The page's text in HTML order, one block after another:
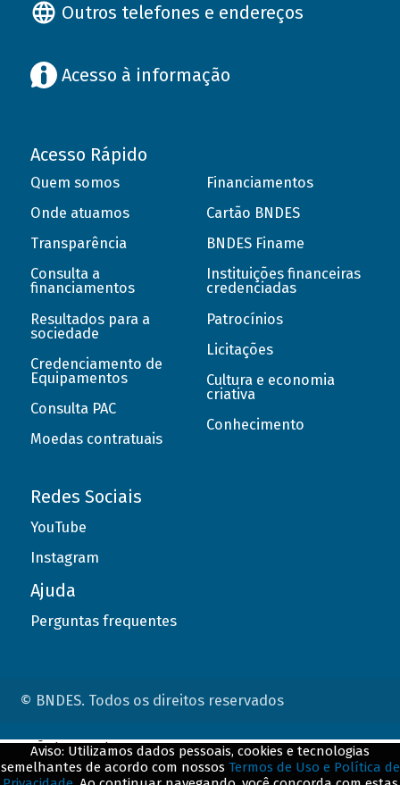
Outros telefones e endereços
Acesso à informação
Acesso Rápido
Quem somos
Onde atuamos
Transparência
Consulta a
financiamentos
Resultados para a
sociedade
Credenciamento de
Equipamentos
Consulta PAC
Moedas contratuais
Financiamentos
Cartão BNDES
BNDES Finame
Instituições financeiras
credenciadas
Patrocínios
Licitações
Cultura e economia
criativa
Conhecimento
Redes Sociais
YouTube
Instagram
Ajuda
Perguntas frequentes
© BNDES. Todos os direitos reservados
Aviso: Utilizamos dados pessoais, cookies e tecnologias
semelhantes de acordo com nossos Termos de Uso e Política de
ConteÃºdo complementar
${title}${badge}